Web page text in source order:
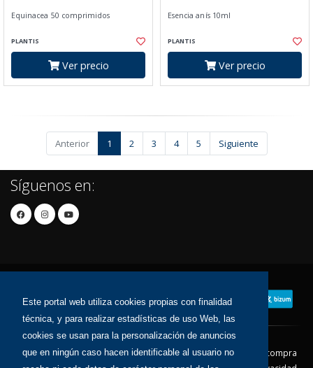
Este portal web utiliza cookies propias con finalidad
técnica, y para realizar estadísticas de uso Web, las
cookies se usan para la personalización de anuncios
que en ningún caso hacen identificable al usuario no
Equinacea 50 comprimidos
PLANTIS
Ver precio
Esencia anís 10ml
PLANTIS
Ver precio
Anterior 1 2 3 4 5 Siguiente
Síguenos en:
Contacto Aviso Legal
Condiciones de compra